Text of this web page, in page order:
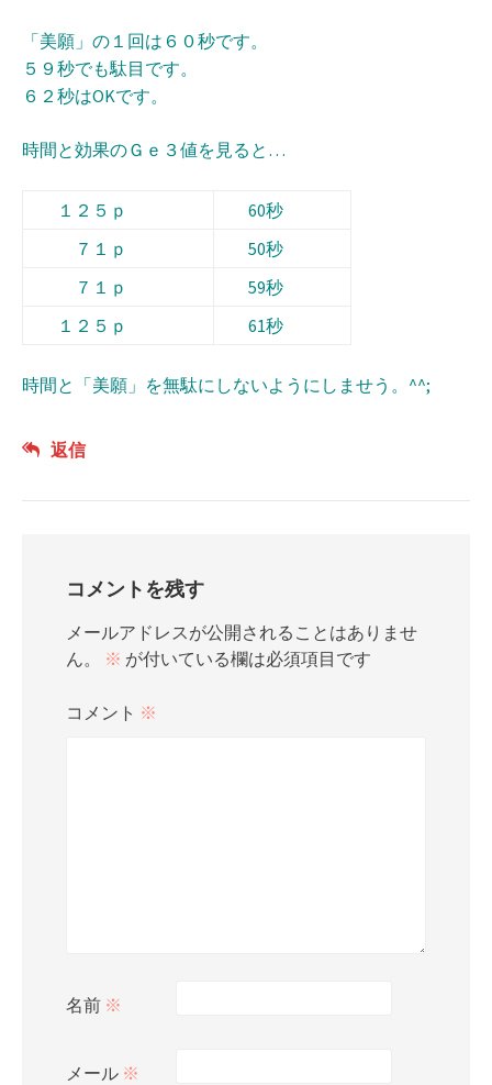
「美願」の１回は６０秒です。
５９秒でも駄目です。
６２秒はOKです。
時間と効果のＧｅ３値を見ると…
１２５ｐ
60秒
７１ｐ
50秒
７１ｐ
59秒
１２５ｐ
61秒
時間と「美願」を無駄にしないようにしませう。^^;
返信
コメントを残す
メールアドレスが公開されることはありませ
ん。
※ が付いている欄は必須項目です
コメント ※
名前 ※
メール ※